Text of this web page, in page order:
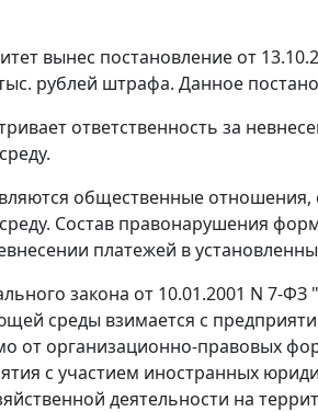
вынес постановление от
рублей штрафа. Данное
ответственность за
общественные отношения,
Состав правонарушения
платежей в
закона от 10.01.2001 N 7-
среды взимается с
от организационно-правовых
с участием иностранных
деятельности на